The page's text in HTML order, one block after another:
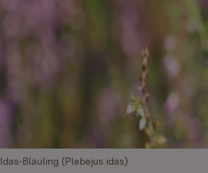
Idas-Bläuling (Plebejus idas)